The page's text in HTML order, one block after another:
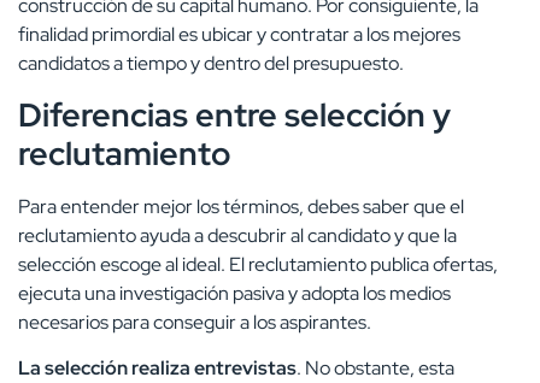
construcción de su capital humano. Por consiguiente, la
finalidad primordial es ubicar y contratar a los mejores
candidatos a tiempo y dentro del presupuesto.
Diferencias entre selección y
reclutamiento
Para entender mejor los términos, debes saber que el
reclutamiento ayuda a descubrir al candidato y que la
selección escoge al ideal. El reclutamiento publica ofertas,
ejecuta una investigación pasiva y adopta los medios
necesarios para conseguir a los aspirantes.
La selección realiza entrevistas. No obstante, esta